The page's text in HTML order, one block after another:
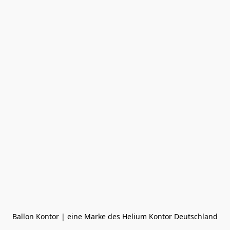
Ballon Kontor | eine Marke des Helium Kontor Deutschland